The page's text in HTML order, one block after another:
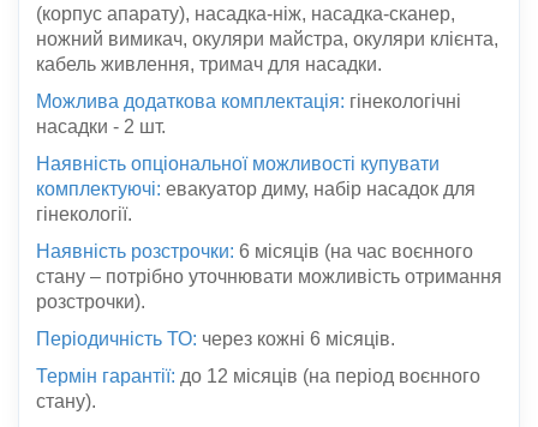
(корпус апарату), насадка-ніж, насадка-сканер,
ножний вимикач, окуляри майстра, окуляри клієнта,
кабель живлення, тримач для насадки.
Можлива додаткова комплектація: гінекологічні
насадки - 2 шт.
Наявність опціональної можливості купувати
комплектуючі: евакуатор диму, набір насадок для
гінекології.
Наявність розстрочки: 6 місяців (на час воєнного
стану – потрібно уточнювати можливість отримання
розстрочки).
Періодичність ТО: через кожні 6 місяців.
Термін гарантії: до 12 місяців (на період воєнного
стану).